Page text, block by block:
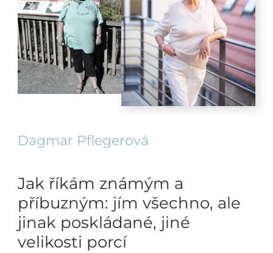
Dagmar Pflegerová
Jak říkám známým a
příbuzným: jím všechno, ale
jinak poskládané, jiné
velikosti porcí